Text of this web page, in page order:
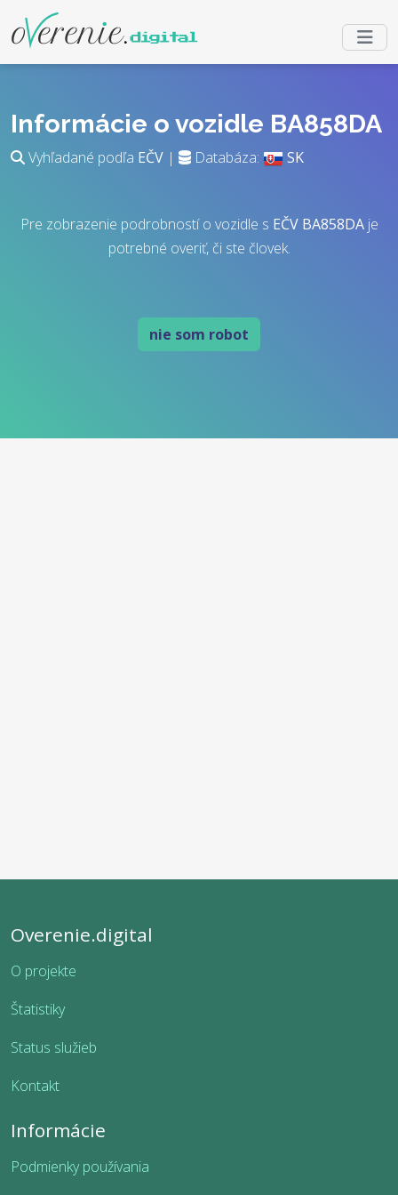
Informácie o vozidle BA858DA
Vyhľadané podľa EČV | Databáza: SK
Pre zobrazenie podrobností o vozidle s EČV BA858DAje
potrebné overiť, či ste človek.
nie som robot
Overenie.digital
O projekte
Štatistiky
Status služieb
Kontakt
Informácie
Podmienky používania